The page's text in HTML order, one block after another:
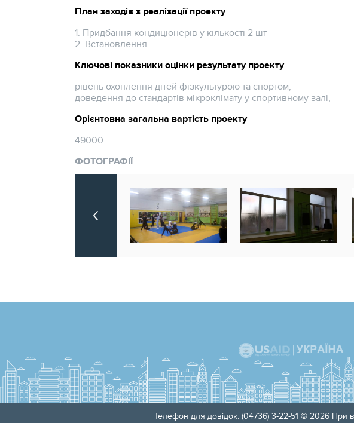
План заходів з реалізації проекту
1. Придбання кондиціонерів у кількості 2 шт
2. Встановлення
Ключові показники оцінки результату проекту
рівень охоплення дітей фізкультурою та спортом,
доведення до стандартів мікроклімату у спортивному залі,
Орієнтовна загальна вартість проекту
49000
ФОТОГРАФІЇ
Телефон для довідок: (04736) 3-22-51 © 2026 При